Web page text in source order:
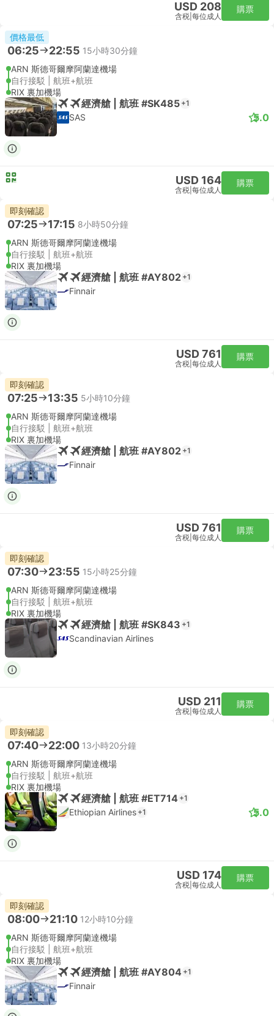
USD 208
含税 每位成人
購票
價格最低
06:25 22:55 15小時30分鐘
ARN 斯德哥爾摩阿蘭達機場
自行接駁 | 航班+航班
RIX 裏加機場
經濟艙 | 航班 #SK485 +1
SAS 5.0
USD 164
含税 每位成人
購票
即刻確認
07:25 17:15 8小時50分鐘
ARN 斯德哥爾摩阿蘭達機場
自行接駁 | 航班+航班
RIX 裏加機場
經濟艙 | 航班 #AY802 +1
Finnair
USD 761
含税 每位成人
購票
即刻確認
07:25 13:35 5小時10分鐘
ARN 斯德哥爾摩阿蘭達機場
自行接駁 | 航班+航班
RIX 裏加機場
經濟艙 | 航班 #AY802 +1
Finnair
USD 761
含税 每位成人
購票
即刻確認
07:30 23:55 15小時25分鐘
ARN 斯德哥爾摩阿蘭達機場
自行接駁 | 航班+航班
RIX 裏加機場
經濟艙 | 航班 #SK843 +1
Scandinavian Airlines
USD 211
含税 每位成人
購票
即刻確認
07:40 22:00 13小時20分鐘
ARN 斯德哥爾摩阿蘭達機場
自行接駁 | 航班+航班
RIX 裏加機場
經濟艙 | 航班 #ET714 +1
Ethiopian Airlines +1 5.0
USD 174
含税 每位成人
購票
即刻確認
08:00 21:10 12小時10分鐘
ARN 斯德哥爾摩阿蘭達機場
自行接駁 | 航班+航班
RIX 裏加機場
經濟艙 | 航班 #AY804 +1
Finnair